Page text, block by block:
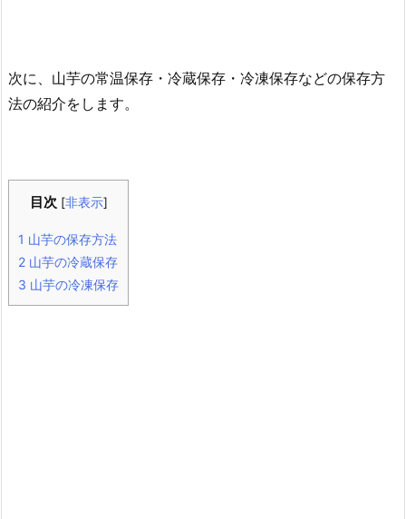
次に、山芋の常温保存・冷蔵保存・冷凍保存などの保存方
法の紹介をします。
目次 [非表示]
1 山芋の保存方法
2 山芋の冷蔵保存
3 山芋の冷凍保存